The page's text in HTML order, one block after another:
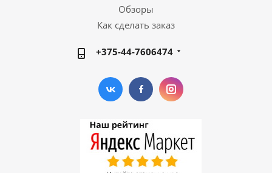
Обзоры
Как сделать заказ
+375-44-7606474